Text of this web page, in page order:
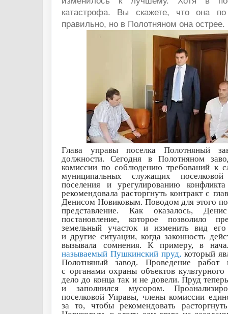
катастрофа. Вы скажете, что она
правильно, но в Полотняном она острее.
Глава управы поселка Полотняный
должности.Сегодня в Полотняном
комиссии по соблюдению требований к
муниципальных служащих
поселения и урегулированию
рекомендовала расторгнуть контракт с
Денисом Новиковым. Поводом для этого
представление. Как оказалось,
постановление, которое позволило
земельный участок и изменить вид его
и другие ситуации, когда законность
вызывала сомнения. К примеру, в
называемый Пушкинский пруд, который
Полотняный завод. Проведение работ
с органами охраны объектов
дело до конца так и не довели. Пруд
и заполнился мусором.
поселковой Управы, члены комиссии
за то, чтобы рекомендовать